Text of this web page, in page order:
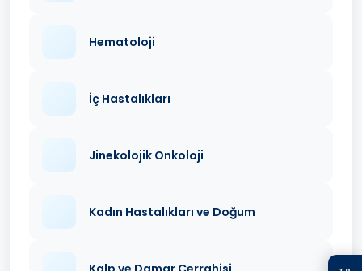
Hematoloji
İç Hastalıkları
Jinekolojik Onkoloji
Kadın Hastalıkları ve Doğum